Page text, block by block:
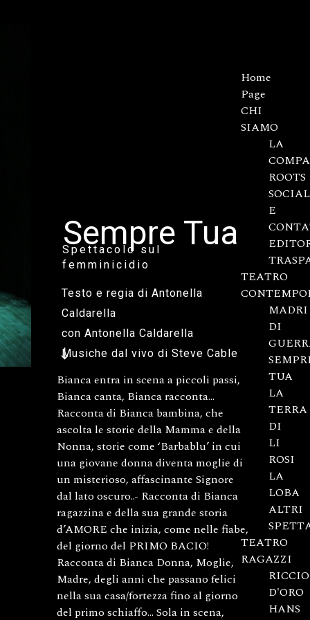
Home
Page
CHI
SIAMO
LA
ROOTS
SOCIAL
E
TEATRO
MADRI
DI
TUA
LA
TERRA
DI
LI
ROSI
LA
LOBA
ALTRI
TEATRO
RAGAZZI
D'ORO
HANS
Spettacolo sul
femminicidio
Sempre Tua
Testo e regia di Antonella
Caldarella
con Antonella Caldarella
Musiche dal vivo di Steve Cable
Bianca entra in scena a piccoli passi,
Bianca canta, Bianca racconta...
Racconta di Bianca bambina, che
ascolta le storie della Mamma e della
Nonna, storie come ‘Barbablu’ in cui
una giovane donna diventa moglie di
un misterioso, affascinante Signore
dal lato oscuro..- Racconta di Bianca
ragazzina e della sua grande storia
d’AMORE che inizia, come nelle fiabe,
del giorno del PRIMO BACIO!
Racconta di Bianca Donna, Moglie,
Madre, degli anni che passano felici
nella sua casa/fortezza fino al giorno
del primo schiaffo… Sola in scena,